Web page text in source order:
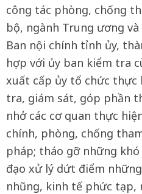
công tác phòng, chống
bộ, ngành Trung ương
Ban nội chính tỉnh ủy,
hợp với ủy ban kiểm tra
xuất cấp ủy tổ chức thực
tra, giám sát, góp phần
nhở các cơ quan thực
chính, phòng, chống
pháp; tháo gỡ những
đạo xử lý dứt điểm
nhũng, kinh tế phức tạp,